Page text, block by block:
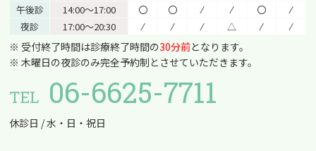
午後診
14:00〜17:00 〇 〇 ⁄ ⁄ 〇
⁄
夜診
17:00〜20:30 ⁄ ⁄ ⁄ △ ⁄ ⁄
※ 受付終了時間は診療終了時間の30分前となります。
※ 木曜日の夜診のみ完全予約制とさせていただきます。
TEL 06-6625-7711
休診日 / 水・日・祝日